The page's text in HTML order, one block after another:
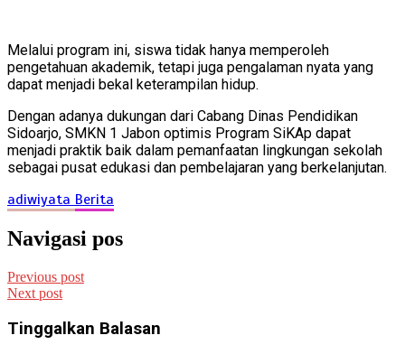
Melalui program ini, siswa tidak hanya memperoleh
pengetahuan akademik, tetapi juga pengalaman nyata yang
dapat menjadi bekal keterampilan hidup.
Dengan adanya dukungan dari Cabang Dinas Pendidikan
Sidoarjo, SMKN 1 Jabon optimis Program SiKAp dapat
menjadi praktik baik dalam pemanfaatan lingkungan sekolah
sebagai pusat edukasi dan pembelajaran yang berkelanjutan.
adiwiyata Berita
Navigasi pos
Previous post
Next post
Tinggalkan Balasan